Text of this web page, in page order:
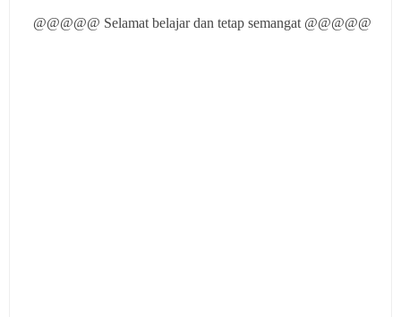
@@@@@ Selamat belajar dan tetap semangat @@@@@